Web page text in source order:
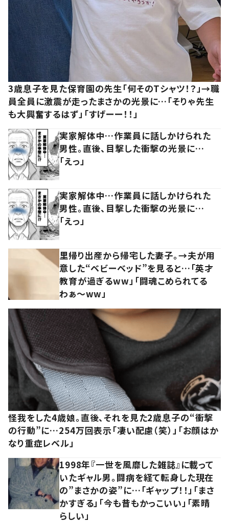
3歳息子を見た保育園の先生「何そのTシャツ！？」→職
員全員に激震が走ったまさかの光景に…「そりゃ先生
も大興奮するはず」「すげーー！！」
実家解体中…作業員に話しかけられた
男性。直後、目撃した衝撃の光景に…
「えっ」
実家解体中…作業員に話しかけられた
男性。直後、目撃した衝撃の光景に…
「えっ」
里帰り出産から帰宅した妻子。→夫が用
意した“ベビーベッド”を見ると…「英才
教育が過ぎるww」「闘魂こめられてる
わぁ～ww」
怪我をした4歳娘。直後、それを見た2歳息子の“衝撃
の行動”に…254万回表示「凄い配慮（笑）」「お顔はか
なり重症レベル」
1998年『一世を風靡した雑誌』に載って
いたギャル男。闘病を経て転身した現在
の”まさかの姿”に…「ギャップ！！」「まさ
かすぎる」「今も昔もかっこいい」「素晴
らしい」